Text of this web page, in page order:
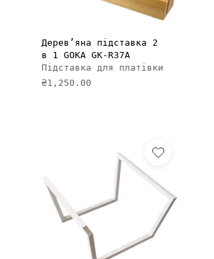
ДОДАТИ В КОШИК
Дерев’яна підставка 2
в 1 GOKA GK-R37A
Підставка для платівки
₴1,250.00